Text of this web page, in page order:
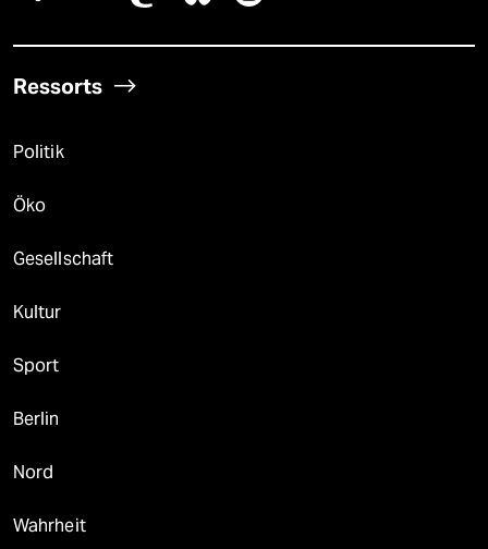
Ressorts
Politik
Öko
Gesellschaft
Kultur
Sport
Berlin
Nord
Wahrheit